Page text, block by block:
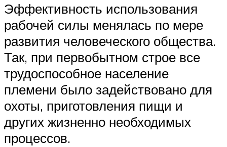
Эффективность использования
рабочей силы менялась по мере
развития человеческого общества.
Так, при первобытном строе все
трудоспособное население
племени было задействовано для
охоты, приготовления пищи и
других жизненно необходимых
процессов.